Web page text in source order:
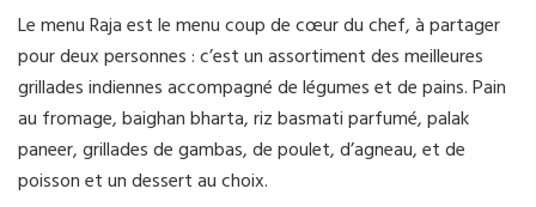
Le menu Raja est le menu coup de cœur du chef, à partager
pour deux personnes : c’est un assortiment des meilleures
grillades indiennes accompagné de légumes et de pains. Pain
au fromage, baighan bharta, riz basmati parfumé, palak
paneer, grillades de gambas, de poulet, d’agneau, et de
poisson et un dessert au choix.